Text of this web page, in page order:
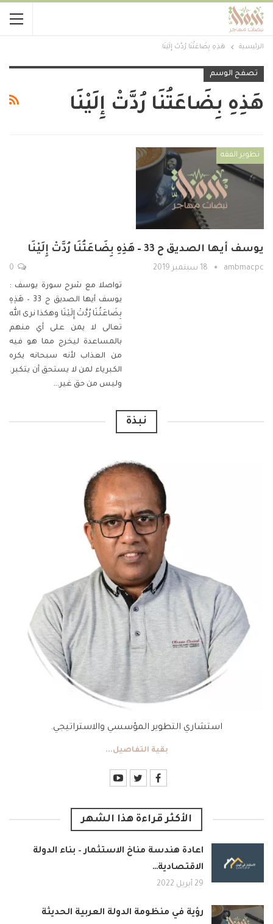
الرئيسية هَذِهِ بِضَاعَتُنَا رُدَّتْ إِلَيْنَا
تصفح الوسم
هَذِهِ بِضَاعَتُنَا رُدَّتْ إِلَيْنَا
تطوير الفقه
يوسف أيها الصديق ح 33 – هَذِهِ بِضَاعَتُنَا رُدَّتْ إِلَيْنَا
ambmacpc 18 سبتمبر 2019
تواصلا مع شرح سورة يوسف :
يوسف أيها الصديق ح 33 – هَذِهِ
بِضَاعَتُنَا رُدَّتْ إِلَيْنَا وهكذا نرى الله
تعالى لا يمن على أي منهم
بالمساعدة ليخرج مما هو فيه
من العذاب لأنه سبحانه يكره
الكبرياء لمن لا يستحق أن يتكبر.
وليس من حق غير…
نبذة
استشاري التطوير المؤسسي والاستراتيجي.
بقية التفاصيل...
الأكثر قراءة هذا الشهر
اعادة هندسة مناخ الاستثمار – بناء الدولة
الاقتصادية…
29 أبريل 2022
رؤية في منظومة الدولة العربية الحديثة